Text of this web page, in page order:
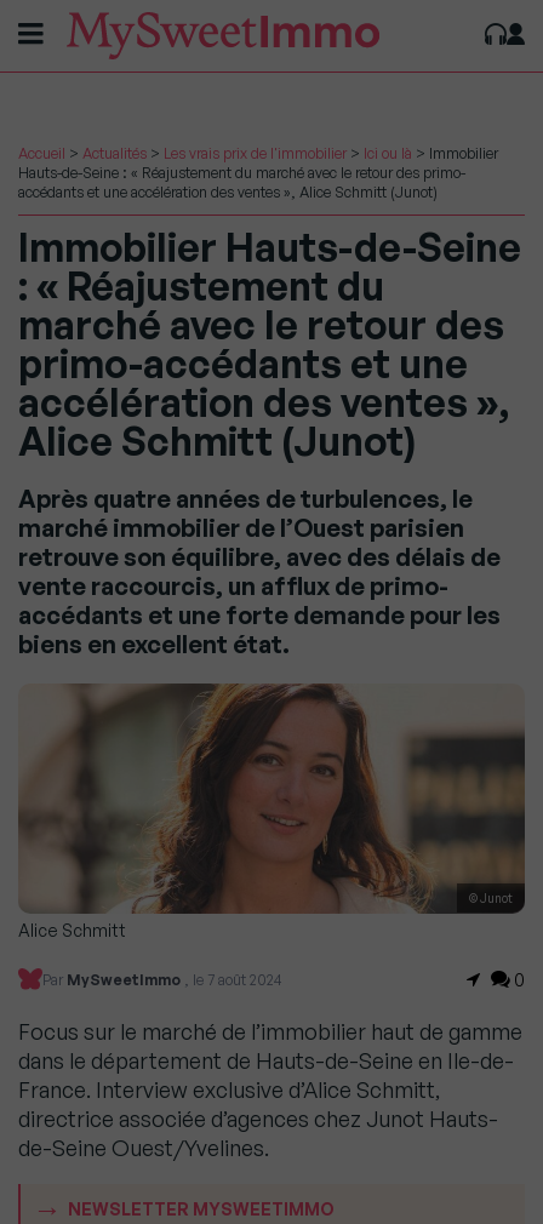
Accueil > Actualités > Les vrais prix de l'immobilier > Ici ou là > Immobilier
Hauts-de-Seine : « Réajustement du marché avec le retour des primo-
accédants et une accélération des ventes », Alice Schmitt (Junot)
Immobilier Hauts-de-Seine
: « Réajustement du
marché avec le retour des
primo-accédants et une
accélération des ventes »,
Alice Schmitt (Junot)
Après quatre années de turbulences, le
marché immobilier de l’Ouest parisien
retrouve son équilibre, avec des délais de
vente raccourcis, un afflux de primo-
accédants et une forte demande pour les
biens en excellent état.
© Junot
Alice Schmitt
Par MySweetImmo , le 7 août 2024 0
Focus sur le marché de l’immobilier haut de gamme
dans le département de Hauts-de-Seine en Ile-de-
France. Interview exclusive d’Alice Schmitt,
directrice associée d’agences chez Junot Hauts-
de-Seine Ouest/Yvelines.
NEWSLETTER MYSWEETIMMO